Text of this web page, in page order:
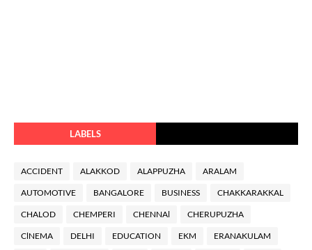
LABELS
ACCIDENT ALAKKOD ALAPPUZHA ARALAM
AUTOMOTIVE BANGALORE BUSINESS CHAKKARAKKAL
CHALOD CHEMPERI CHENNAl CHERUPUZHA
ClNEMA DELHI EDUCATION EKM ERANAKULAM